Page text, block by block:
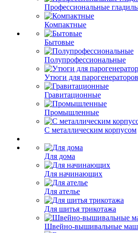
Профессиональные
Компактные
Бытовые
Полупрофессиональные
Утюги для парогенераторов
Гравитационные
Промышленные
С металлическим корпусом
Для дома
Для начинающих
Для ателье
Для шитья трикотажа
Швейно-вышивальные